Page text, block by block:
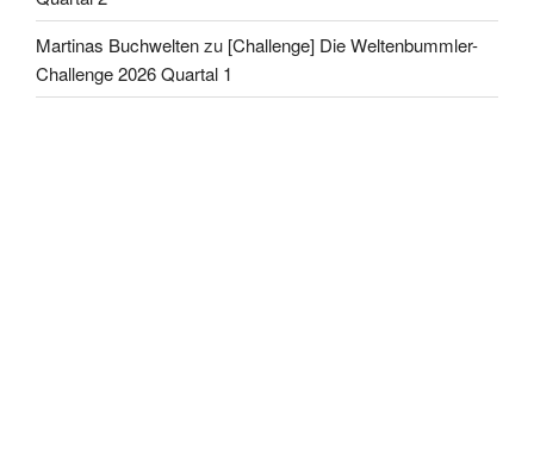
Martinas Buchweltenzu [Challenge] Die Weltenbummler-
Challenge 2026 Quartal 1